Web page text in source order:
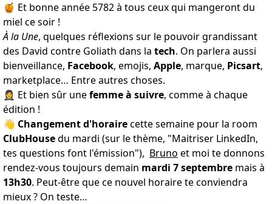
🍯 Et bonne année 5782 à tous ceux qui mangeront du
miel ce soir !
À la Une, quelques réflexions sur le pouvoir grandissant
des David contre Goliath dans la tech. On parlera aussi
bienveillance, Facebook, emojis, Apple, marque, Picsart,
marketplace… Entre autres choses.
🤵‍♀️ Et bien sûr unefemme à suivre, comme à chaque
édition !
👋 Changement d'horairecette semaine pour la room
ClubHousedu mardi (sur le thème, "Maitriser LinkedIn,
tes questions font l'émission"), Bruno et moi te donnons
rendez-vous toujours demain mardi 7 septembre mais à
13h30. Peut-être que ce nouvel horaire te conviendra
mieux ? On teste…